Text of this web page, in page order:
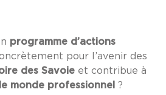
programme d’actions
pour l’avenir des
des Savoie et contribue à
monde professionnel ?